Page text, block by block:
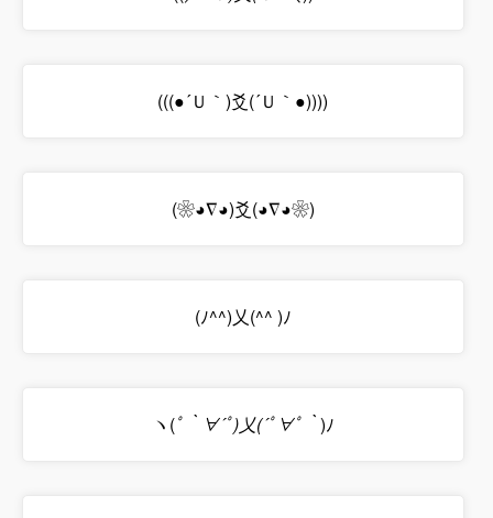
(((●´Ｕ｀)爻(´Ｕ｀●))))
(❀◕∇◕)爻(◕∇◕❀)
(ﾉ^^)乂(^^ )ﾉ
ヽ(ﾟ｀∀´ﾟ)乂(´ﾟ∀ﾟ｀)ﾉ